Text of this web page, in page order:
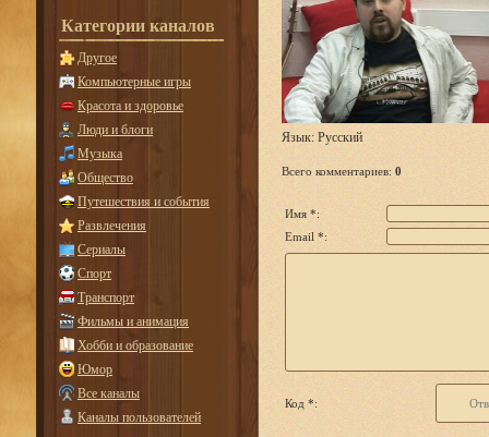
Категории каналов
Другое
Компьютерные игры
Красота и здоровье
Люди и блоги
Музыка
Общество
Путешествия и события
Развлечения
Сериалы
Спорт
Транспорт
Фильмы и анимация
Хобби и образование
Юмор
Все каналы
Каналы пользователей
Язык: Русский
Всего комментариев: 0
Имя *:
Email *:
Код *: